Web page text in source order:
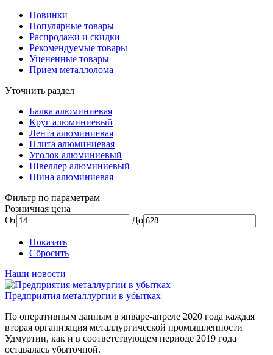
Новинки
Популярные товары
Распродажи и скидки
Рекомендуемые товары
Уцененные товары
Прием металлолома
Уточнить раздел
Балка алюминиевая
Круг алюминиевый
Лента алюминиевая
Плита алюминиевая
Уголок алюминиевый
Швеллер алюминиевый
Шина алюминиевая
Фильтр по параметрам
Розничная цена
От
До
Показать
Сбросить
Наши новости
Предприятия металлургии в убытках
По оперативным данным в январе-апреле 2020 года каждая
вторая организация металлургической промышленности
Удмуртии, как и в соответствующем периоде 2019 года
оставалась убыточной.